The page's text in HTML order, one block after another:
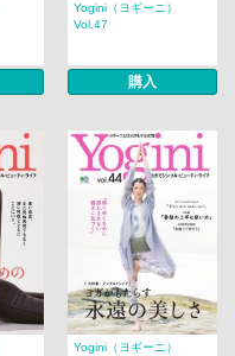
Yogini（ヨギーニ）
Vol.47
購入
Yogini（ヨギーニ）